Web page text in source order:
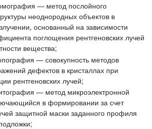
— метод послойного
неоднородных объектов в
основанный на зависимости
поглощения рентгеновских лучей
вещества;
— совокупность методов
дефектов в кристаллах при
рентгеновских лучей;
— метод микроэлектронной
в формировании за счет
защитной маски заданного профиля